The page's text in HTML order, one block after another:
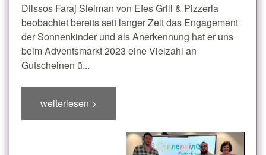
Dilssos Faraj Sleiman von Efes Grill & Pizzeria
beobachtet bereits seit langer Zeit das Engagement
der Sonnenkinder und als Anerkennung hat er uns
beim Adventsmarkt 2023 eine Vielzahl an
Gutscheinen ü...
weiterlesen >